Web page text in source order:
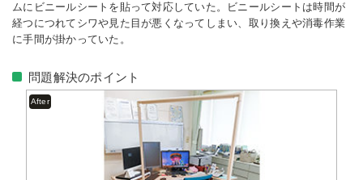
ムにビニールシートを貼って対応していた。ビニールシートは時間が
経つにつれてシワや見た目が悪くなってしまい、取り換えや消毒作業
に手間が掛かっていた。
問題解決のポイント
After